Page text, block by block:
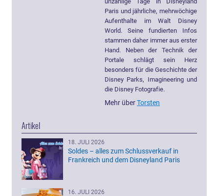
Paris und jährliche, mehrwöchige
Aufenthalte im Walt Disney
World. Seine fundierten Infos
stammen daher immer aus erster
Hand. Neben der Technik der
Portale schlägt sein Herz
besonders für die Geschichte der
Disney Parks, Imagineering und
die Disney Fotografie.
Mehr überTorsten
Artikel
18. JULI 2026
Soldes – alles zum Schlussverkauf in
Frankreich und dem Disneyland Paris
16. JULI 2026